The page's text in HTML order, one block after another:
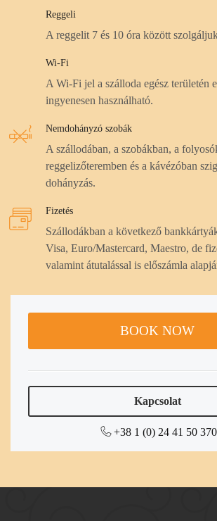
Reggeli
A reggelit 7 és 10 óra között
Wi-Fi
A Wi-Fi jel a szálloda egész területén
ingyenesen használható.
Nemdohányzó szobák
A szállodában, a szobákban, a
reggelizőteremben és a kávézóban
dohányzás.
Fizetés
Szállodákban a következő
Visa, Euro/Mastercard, Maestro, de
valamint átutalással is előszámla
BOOK NOW
Kapcsolat
+38 1 (0) 24 41 50 370